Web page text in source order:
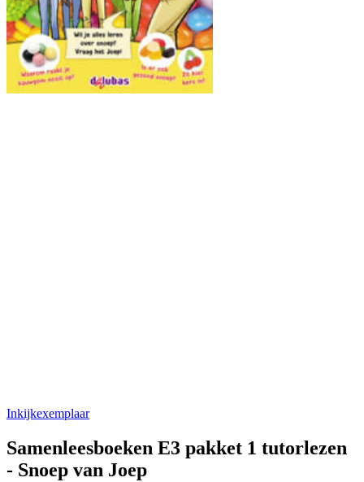
Inkijkexemplaar
Samenleesboeken E3 pakket 1 tutorlezen
- Snoep van Joep